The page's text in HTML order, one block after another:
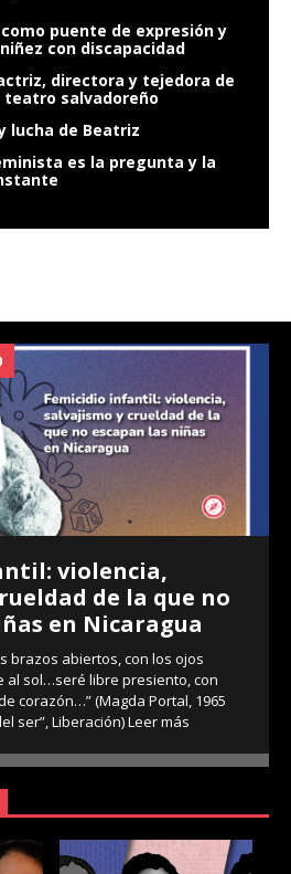
puente de expresión y
con discapacidad
directora y tejedora de
salvadoreño
lucha de Beatriz
es la pregunta y la
violencia,
de la que no
en Nicaragua
brazos abiertos, con los ojos
al sol…seré libre presiento, con
corazón…” (Magda Portal, 1965
ser”, Liberación)Leer más